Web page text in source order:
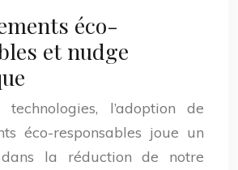
éco-
et nudge
l’adoption de
éco-responsables joue un
la réduction de notre